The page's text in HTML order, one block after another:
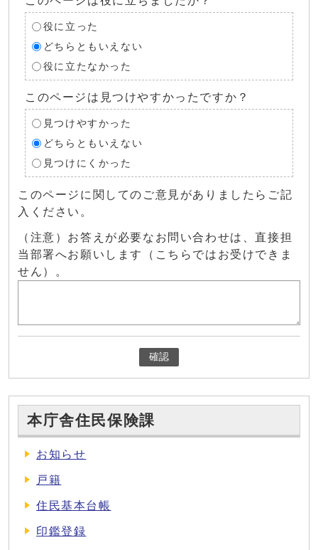
役に立った
どちらともいえない
役に立たなかった
このページは見つけやすかったですか？
見つけやすかった
どちらともいえない
見つけにくかった
このページに関してのご意見がありましたらご記
入ください。
（注意）お答えが必要なお問い合わせは、直接担
当部署へお願いします（こちらではお受けできま
せん）。
確認
本庁舎住民保険課
お知らせ
戸籍
住民基本台帳
印鑑登録